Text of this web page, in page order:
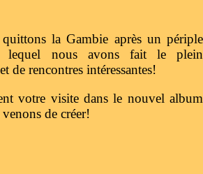
la Gambie après un périple
lequel nous avons fait le plein
de rencontres intéressantes!
votre visite dans le nouvel album
de créer!